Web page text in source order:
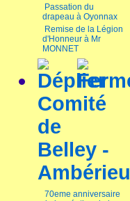
Passation du
drapeau à Oyonnax
Remise de la Légion
d'Honneur à Mr
MONNET
Comité
de
Belley -
Ambérieu
70eme anniversaire